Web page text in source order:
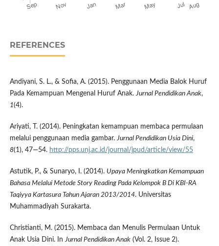
REFERENCES
Andiyani, S. L., & Sofia, A. (2015). Penggunaan Media Balok Huruf
Pada Kemampuan Mengenal Huruf Anak.Jurnal Pendidikan Anak,
1(4).
Ariyati, T. (2014). Peningkatan kemampuan membaca permulaan
melalui penggunaan media gambar.Jurnal Pendidikan Usia Dini,
8(1), 47—54. http://pps.unj.ac.id/journal/jpud/article/view/55
Astutik, P., & Sunaryo, I. (2014). Upaya Meningkatkan Kemampuan
Bahasa Melalui Metode Story Reading Pada Kelompok B Di KBI-RA
Taqiyya Kartasura Tahun Ajaran 2013/2014. Universitas
Muhammadiyah Surakarta.
Christianti, M. (2015). Membaca dan Menulis Permulaan Untuk
Anak Usia Dini. InJurnal Pendidikan Anak(Vol. 2, Issue 2).